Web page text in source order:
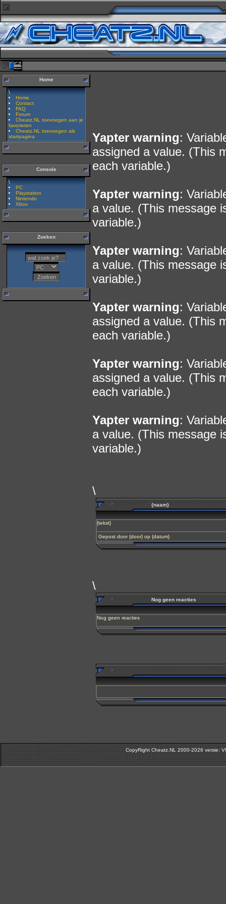
Home
\
Home
Contact
FAQ
Forum
Cheatz.NL toevoegen aan je
favorieten
Cheatz.NL toevoegen als
startpagina
Console
\
PC
Playstation
Nintendo
Xbox
Zoeken
Yapter warning:
assigned a value. (This
each variable.)
Yapter warning:
a value. (This message
variable.)
Yapter warning:
a value. (This message
variable.)
Yapter warning:
assigned a value. (This
each variable.)
Yapter warning:
assigned a value. (This
each variable.)
Yapter warning:
a value. (This message
variable.)
\
{naam}
{tekst}
Gepost door {door} op {datum}
\
Nog geen reacties
Nog geen reacties
CopyRight Cheatz.NL 2000-2026 versie: